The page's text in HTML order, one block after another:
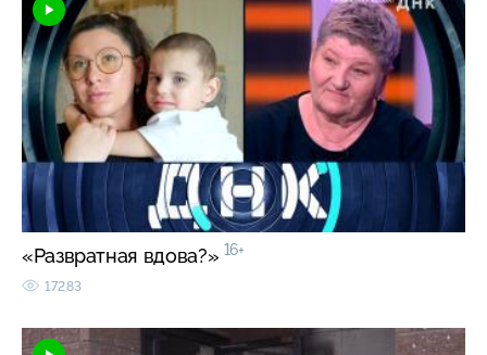
«Развратная вдова?» 16+
17283